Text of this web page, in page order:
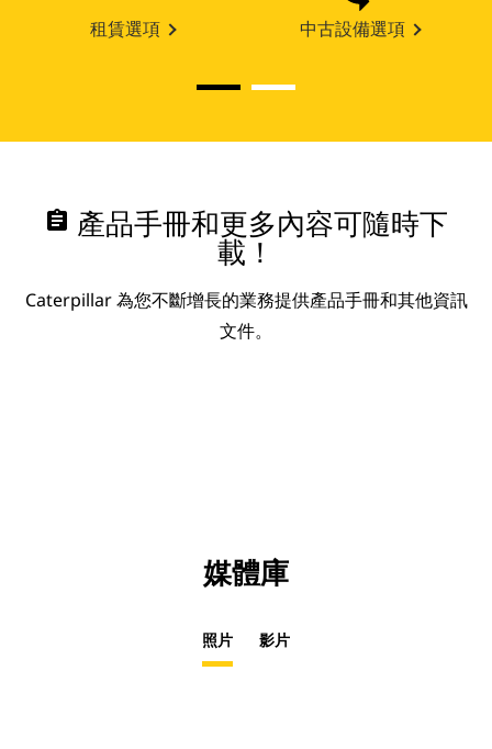
租賃選項 中古設備選項
assignment 產品手冊和更多內容可隨時下
載！
Caterpillar 為您不斷增長的業務提供產品手冊和其他資訊
文件。
媒體庫
照片 影片